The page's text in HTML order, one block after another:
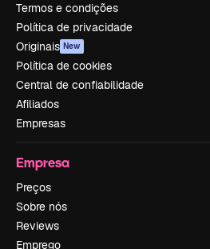
Termos e condições
Política de privacidade
Originais New
Política de cookies
Central de confiabilidade
Afiliados
Empresas
Empresa
Preços
Sobre nós
Reviews
Emprego